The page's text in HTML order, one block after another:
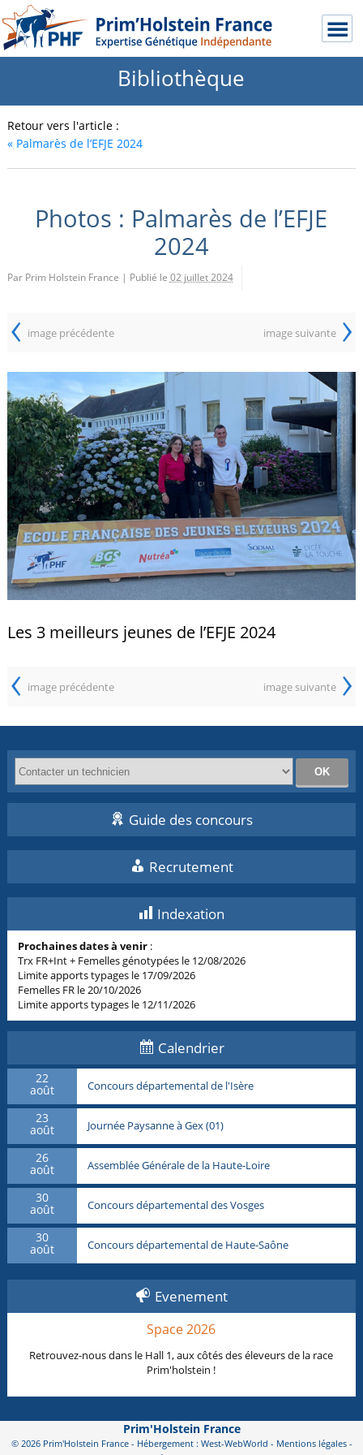
Bibliothèque
Retour vers l'article :
«Palmarès de l’EFJE 2024
Photos : Palmarès de l’EFJE
2024
Par Prim Holstein France | Publié le 02 juillet 2024
‹ image précédente image suivante ›
Les 3 meilleurs jeunes de l’EFJE 2024
‹ image précédente image suivante ›
Guide des concours
Recrutement
Indexation
Prochaines dates à venir :
Trx FR+Int + Femelles génotypées le 12/08/2026
Limite apports typages le 17/09/2026
Femelles FR le 20/10/2026
Limite apports typages le 12/11/2026
Calendrier
22
août Concours départemental de l'Isère
23
août Journée Paysanne à Gex (01)
26
août Assemblée Générale de la Haute-Loire
30
août Concours départemental des Vosges
30
août Concours départemental de Haute-Saône
Evenement
Space 2026
Retrouvez-nous dans le Hall 1, aux côtés des éleveurs de la race
Prim'holstein !
Prim'Holstein France
© 2026 Prim'Holstein France - Hébergement : West-WebWorld - Mentions légales-